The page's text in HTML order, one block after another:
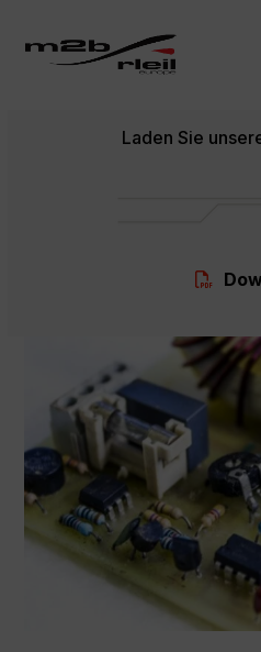
content
Laden Sie